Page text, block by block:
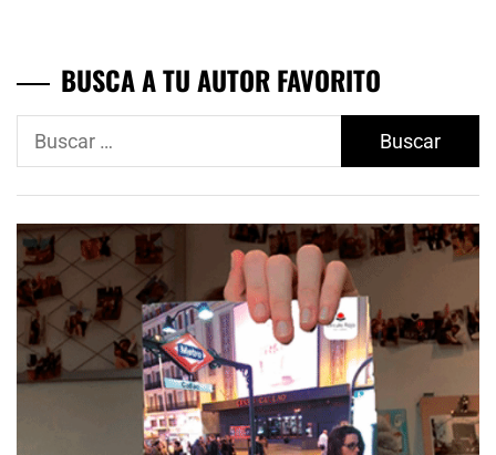
BUSCA A TU AUTOR FAVORITO
Buscar: